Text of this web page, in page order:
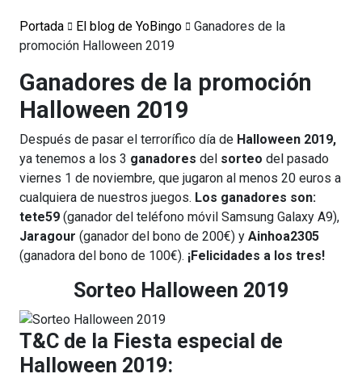
Portada El blog de YoBingo
Ganadores de la
promoción Halloween 2019
Ganadores de la promoción
Halloween 2019
Después de pasar el terrorífico día de Halloween 2019,
ya tenemos a los 3 ganadores del sorteo del pasado
viernes 1 de noviembre, que jugaron al menos 20 euros a
cualquiera de nuestros juegos. Los ganadores son:
tete59 (ganador del teléfono móvil Samsung Galaxy A9),
Jaragour (ganador del bono de 200€) y Ainhoa2305
(ganadora del bono de 100€). ¡Felicidades a los tres!
Sorteo Halloween 2019
T&C de la Fiesta especial de
Halloween 2019: